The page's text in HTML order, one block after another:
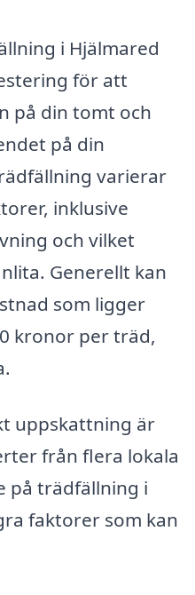
i Hjälmared
för att
på din tomt och
på din
varierar
inklusive
och vilket
Generellt kan
som ligger
kronor per träd,
uppskattning är
från flera lokala
på trädfällning i
faktorer som kan